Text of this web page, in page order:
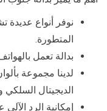
نوفر أنواع عديدة
المتطورة.
بدالة تعمل
لدينا مجموعة
الديجيتال
إمكانية الرد